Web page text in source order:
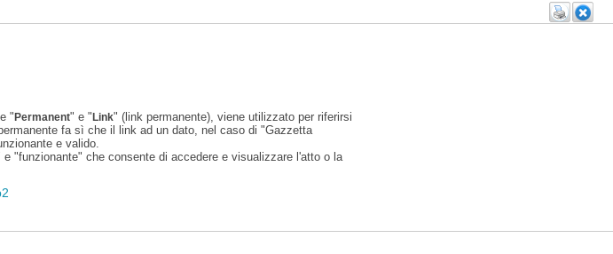
"Permanent" e "Link" (link permanente), viene utilizzato per riferirsi
fa sì che il link ad un dato, nel caso di "Gazzetta
e valido.
"funzionante" che consente di accedere e visualizzare l'atto o la